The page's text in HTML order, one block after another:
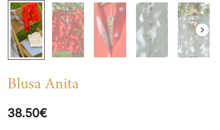
Blusa Anita
38.50€